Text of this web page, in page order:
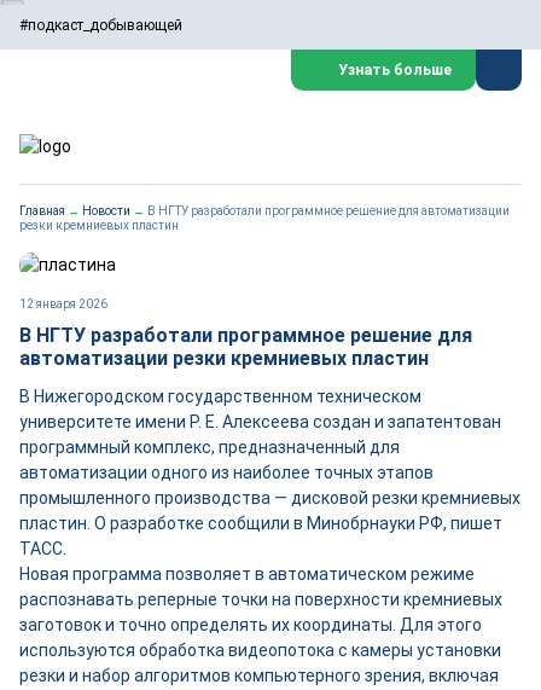
#подкаст_добывающей
Узнать больше
Главная → Новости → В НГТУ разработали программное решение для автоматизации
резки кремниевых пластин
12 января 2026
В НГТУ разработали программное решение для
автоматизации резки кремниевых пластин
В Нижегородском государственном техническом
университете имени Р. Е. Алексеева создан и запатентован
программный комплекс, предназначенный для
автоматизации одного из наиболее точных этапов
промышленного производства — дисковой резки кремниевых
пластин. О разработке сообщили в Минобрнауки РФ, пишет
ТАСС.
Новая программа позволяет в автоматическом режиме
распознавать реперные точки на поверхности кремниевых
заготовок и точно определять их координаты. Для этого
используются обработка видеопотока с камеры установки
резки и набор алгоритмов компьютерного зрения, включая